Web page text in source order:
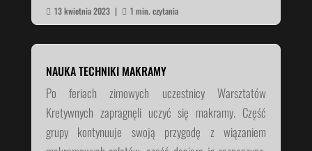
 13 kwietnia 2023 |  1 min. czytania
NAUKA TECHNIKI MAKRAMY
Po feriach zimowych uczestnicy Warsztatów
Kretywnych zapragnęli uczyć się makramy. Część
grupy kontynuuje swoją przygodę z wiązaniem